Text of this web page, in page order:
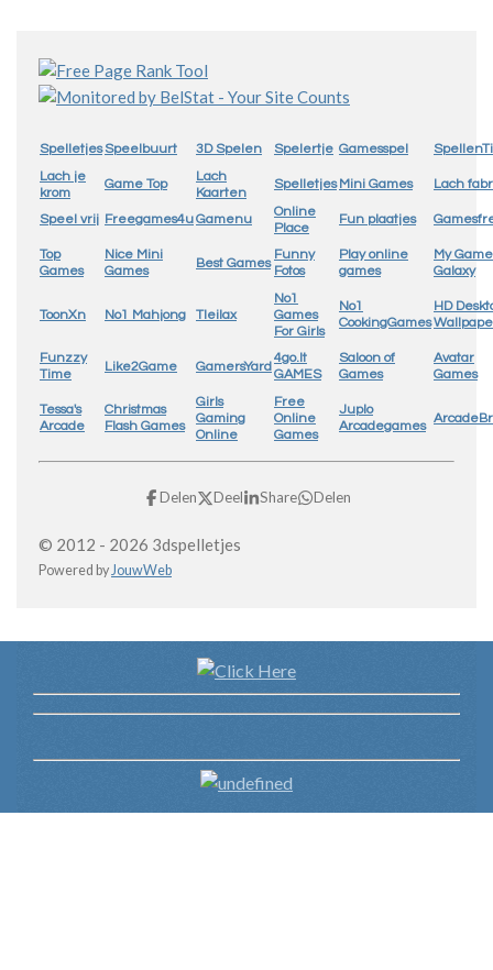
SpelletjesSpeelbuurt 3D Spelen Spelertje Gamesspel
Lach je
krom
Game Top
Lach
Kaarten
Spelletjes Mini Games Lach
Speel vrij Freegames4uGamenu
Online
Place
Fun plaatjes
Top
Games
Nice Mini
Games
Best Games
Funny
Fotos
Play online
games
My Game
Galaxy
ToonXn No1 Mahjong Tleilax
No1
Games
For Girls
No1
CookingGames
HD
Funzzy
Time
Like2Game GamersYard
4go.lt
GAMES
Saloon of
Games
Avatar
Games
Tessa's
Arcade
Christmas
Flash Games
Girls
Gaming
Online
Free
Online
Games
Juplo
Arcadegames
Delen Deel Share Delen
© 2012 - 2026 3dspelletjes
Powered byJouwWeb